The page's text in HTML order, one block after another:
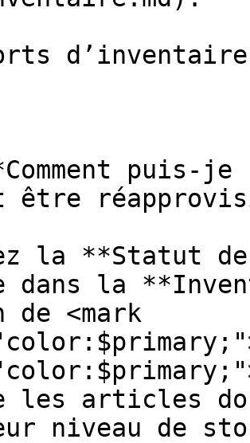
d’inventaire
être
la **Statut de
dans la
de <mark
les articles
niveau de